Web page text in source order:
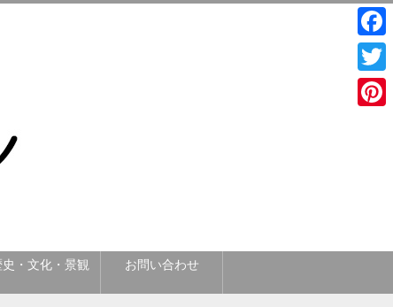
史・文化・景観 お問い合わせ